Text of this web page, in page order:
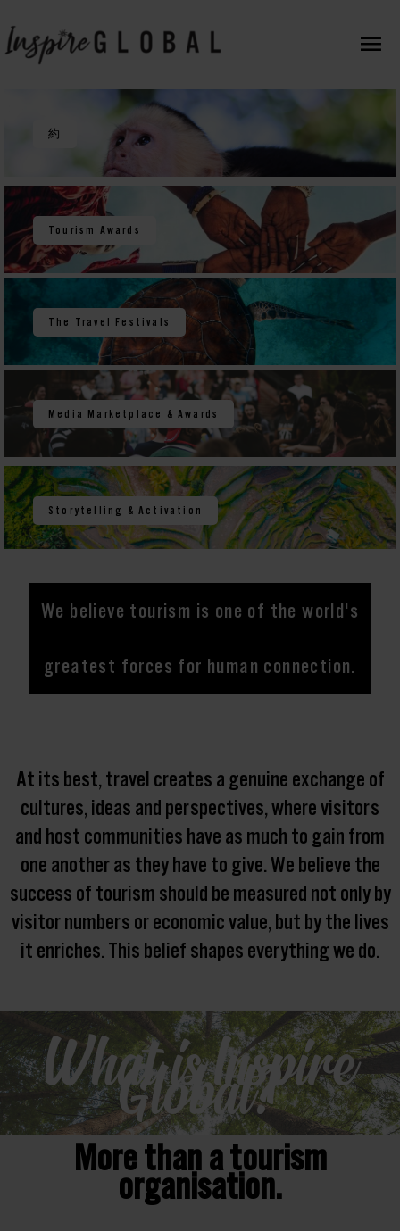
ン
ス
プ
メ
イ
ニ
約
Tourism Awards
The Travel Festivals
Media Marketplace & Awards
Storytelling & Activation
We believe tourism is one of the world's
greatest forces for human connection.
At its best, travel creates a genuine exchange of
cultures, ideas and perspectives, where visitors
and host communities have as much to gain from
one another as they have to give. We believe the
success of tourism should be measured not only by
visitor numbers or economic value, but by the lives
it enriches. This belief shapes everything we do.
What is Inspire
Global?
More than a tourism
organisation.